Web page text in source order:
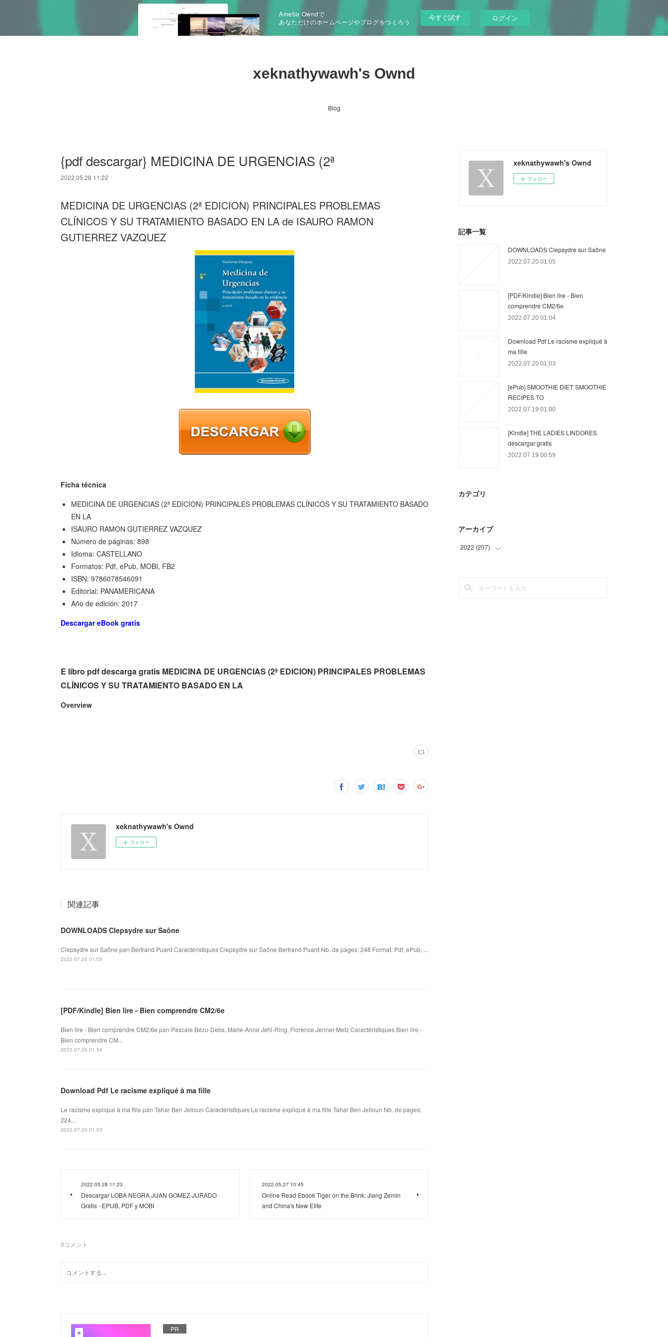
Ameba Owndで
あなただけのホームページやブログをつくろう
今すぐ試す ログイン
xeknathywawh's Ownd
Blog
{pdf descargar} MEDICINA DE URGENCIAS (2ª
2022.05.28 11:22
MEDICINA DE URGENCIAS (2ª EDICION) PRINCIPALES PROBLEMAS
CLÍNICOS Y SU TRATAMIENTO BASADO EN LA de ISAURO RAMON
GUTIERREZ VAZQUEZ
Ficha técnica
MEDICINA DE URGENCIAS (2ª EDICION) PRINCIPALES PROBLEMAS CLÍNICOS Y SU TRATAMIENTO BASADO
EN LA
ISAURO RAMON GUTIERREZ VAZQUEZ
Número de páginas: 898
Idioma: CASTELLANO
Formatos: Pdf, ePub, MOBI, FB2
ISBN: 9786078546091
Editorial: PANAMERICANA
Año de edición: 2017
Descargar eBook gratis
E libro pdf descarga gratis MEDICINA DE URGENCIAS (2ª EDICION) PRINCIPALES PROBLEMAS
CLÍNICOS Y SU TRATAMIENTO BASADO EN LA
Overview
xeknathywawh's Ownd
フォロー
関連記事
DOWNLOADS Clepsydre sur Saône
Clepsydre sur Saône pan Bertrand Puard Caractéristiques Clepsydre sur Saône Bertrand Puard Nb. de pages: 248 Format: Pdf, ePub, ...
2022.07.20 01:05
[PDF/Kindle] Bien lire - Bien comprendre CM2/6e
Bien lire - Bien comprendre CM2/6e pan Pascale Bézu-Debs, Marie-Anne Jehl-Ring, Florence Jenner-Metz Caractéristiques Bien lire -
Bien comprendre CM...
2022.07.20 01:04
Download Pdf Le racisme expliqué à ma fille
Le racisme expliqué à ma fille pan Tahar Ben Jelloun Caractéristiques Le racisme expliqué à ma fille Tahar Ben Jelloun Nb. de pages:
224...
2022.07.20 01:03
2022.05.28 11:23
Descargar LOBA NEGRA JUAN GOMEZ-JURADO
Gratis - EPUB, PDF y MOBI
2022.05.27 10:45
Online Read Ebook Tiger on the Brink: Jiang Zemin
and China's New Elite
0コメント
PR
xeknathywawh's Ownd
フォロー
記事一覧
DOWNLOADS Clepsydre sur Saône
2022.07.20 01:05
[PDF/Kindle] Bien lire - Bien
comprendre CM2/6e
2022.07.20 01:04
Download Pdf Le racisme expliqué à
ma fille
2022.07.20 01:03
[ePub] SMOOTHIE DIET: SMOOTHIE
RECIPES TO
2022.07.19 01:00
[Kindle] THE LADIES LINDORES
descargar gratis
2022.07.19 00:59
カテゴリ
アーカイブ
2022 (207)
(